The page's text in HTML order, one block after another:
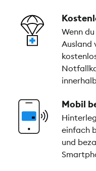
Wenn
Ausland
Mobil
einfach
und